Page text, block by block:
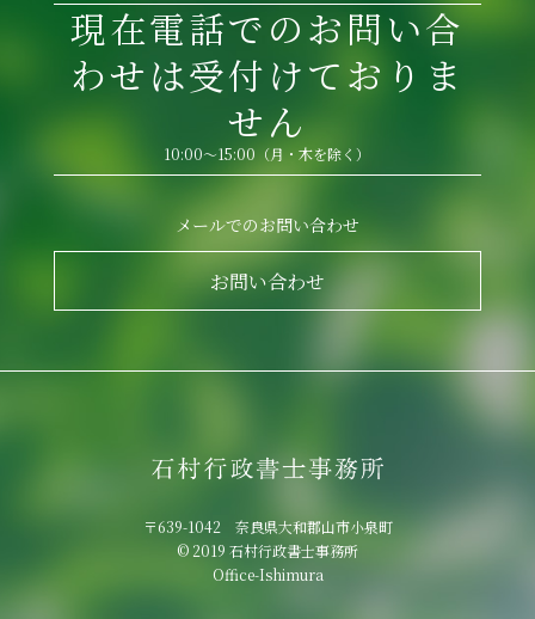
現在電話でのお問い合
わせは受付けておりま
せん
10:00～15:00（月・木を除く）
メールでのお問い合わせ
お問い合わせ
〒639-1042 奈良県大和郡山市小泉町
© 2019 石村行政書士事務所
Office-Ishimura